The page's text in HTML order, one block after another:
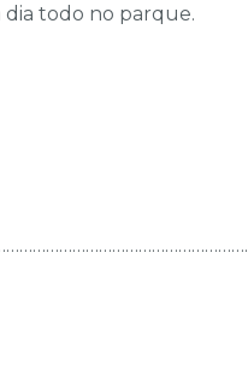
dia todo no parque.